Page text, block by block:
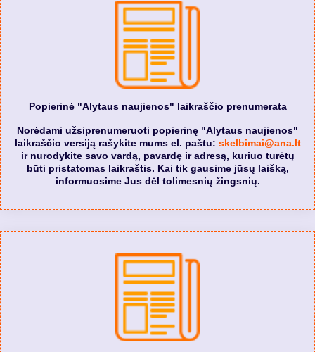
Popierinė "Alytaus naujienos" laikraščio prenumerata
Norėdami užsiprenumeruoti popierinę "Alytaus naujienos"
laikraščio versiją rašykite mums el. paštu: skelbimai@ana.lt
ir nurodykite savo vardą, pavardę ir adresą, kuriuo turėtų
būti pristatomas laikraštis. Kai tik gausime jūsų laišką,
informuosime Jus dėl tolimesnių žingsnių.